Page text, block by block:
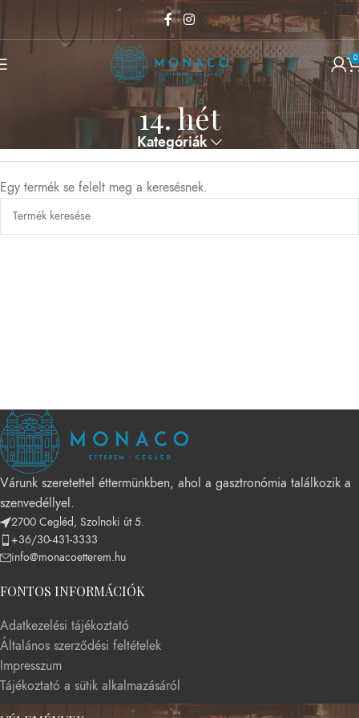
0
14. hét
Kategóriák
Egy termék se felelt meg a keresésnek.
Várunk szeretettel éttermünkben, ahol a gasztronómia találkozik a
szenvedéllyel.
2700 Cegléd, Szolnoki út 5.
+36/30-431-3333
info@monacoetterem.hu
FONTOS INFORMÁCIÓK
Adatkezelési tájékoztató
Általános szerződési feltételek
Impresszum
Tájékoztató a sütik alkalmazásáról